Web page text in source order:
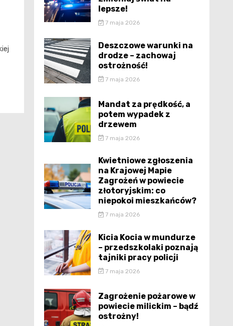
lepsze!
7 maja 2026
Deszczowe warunki na
drodze – zachowaj
ostrożność!
7 maja 2026
Mandat za prędkość, a
potem wypadek z
drzewem
7 maja 2026
Kwietniowe zgłoszenia
na Krajowej Mapie
Zagrożeń w powiecie
złotoryjskim: co
niepokoi mieszkańców?
7 maja 2026
Kicia Kocia w mundurze
– przedszkolaki poznają
tajniki pracy policji
7 maja 2026
Zagrożenie pożarowe w
powiecie milickim – bądź
ostrożny!